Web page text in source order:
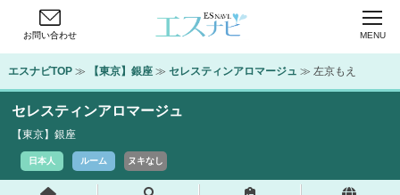
お問い合わせ MENU
エスナビTOP ≫ 【東京】銀座 ≫ セレスティンアロマージュ ≫ 左京もえ
セレスティンアロマージュ
【東京】銀座
日本人 ルーム ヌキなし